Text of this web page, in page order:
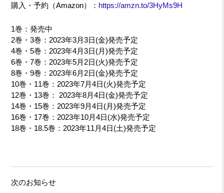
購入・予約（Amazon）： https://amzn.to/3HyMs9H
1巻：発売中
2巻・3巻：2023年3月3日(金)発売予定
4巻・5巻：2023年4月3日(月)発売予定
6巻・7巻：2023年5月2日(火)発売予定
8巻・9巻：2023年6月2日(金)発売予定
10巻・11巻：2023年7月4日(火)発売予定
12巻・13巻： 2023年8月4日(金)発売予定
14巻・15巻：2023年9月4日(月)発売予定
16巻・17巻：2023年10月4日(水)発売予定
18巻・18.5巻：2023年11月4日(土)発売予定
次のお知らせ